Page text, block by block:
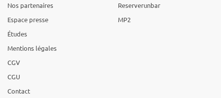
Nos partenaires
Espace presse
Études
Mentions légales
CGV
CGU
Contact
Reserverunbar
MP2